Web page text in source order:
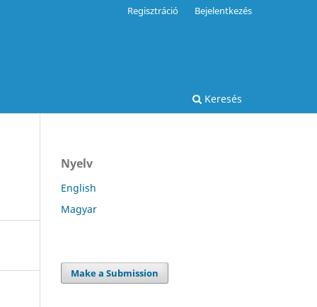
Keresés
Regisztráció Bejelentkezés
Nyelv
English
Magyar
Make a Submission